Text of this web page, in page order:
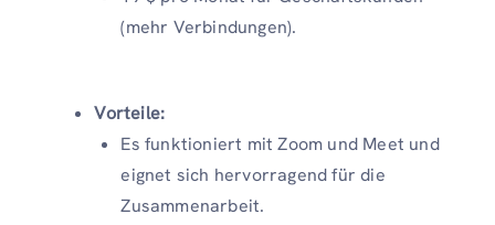
(mehr Verbindungen).
Vorteile:
Es funktioniert mit Zoom und Meet und
eignet sich hervorragend für die
Zusammenarbeit.